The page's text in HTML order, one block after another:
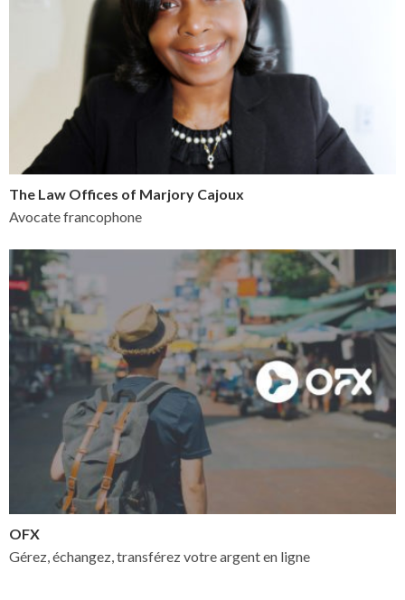
The Law Offices of Marjory Cajoux
Avocate francophone
OFX
Gérez, échangez, transférez votre argent en ligne